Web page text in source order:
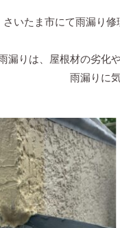
さいたま市にて雨漏り
漏りは、屋根材の劣化
雨漏りに